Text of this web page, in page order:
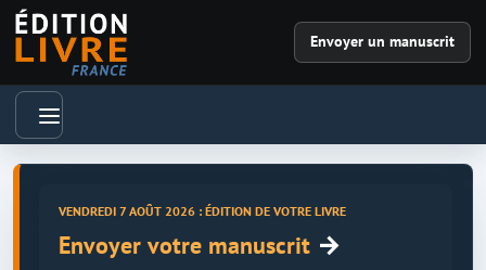
Envoyer un manuscrit
VENDREDI 7 AOÛT 2026 : ÉDITION DE VOTRE LIVRE
Envoyer votre manuscrit →